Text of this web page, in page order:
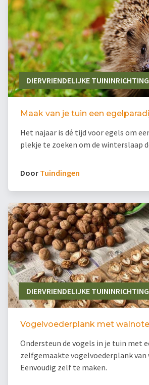
DIERVRIENDELIJKE TUININRICHTING
Maak van je tuin een
Het najaar is dé tijd voor egels om
plekje te zoeken om de winterslaap
Door Tuindingen
DIERVRIENDELIJKE TUININRICHTING
Vogelvoederplank met
Ondersteun de vogels in je tuin met
zelfgemaakte vogelvoederplank van
Eenvoudig zelf te maken.